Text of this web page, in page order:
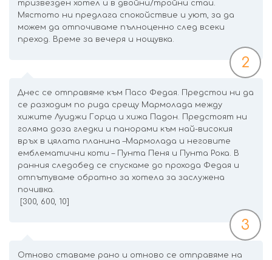
тризвезден хотел и в двойни/тройни стаи.
Мястото ни предлага спокойствие и уют, за да
можем да отпочиваме пълноценно след всеки
преход. Време за вечеря и нощувка.
2
Днес се отправяме към Пасо Федая. Предстои ни да
се разходим по рида срещу Мармолада между
хижите Луиджи Горца и хижа Падон. Предстоят ни
голяма доза гледки и панорами към най-високия
връх в цялата планина –Мармолада и неговите
емблематични коти – Пунта Пеня и Пунта Рока. В
ранния следобед се спускаме до прохода Федая и
отпътуваме обратно за хотела за заслужена
почивка.
[300, 600, 10]
3
Отново ставаме рано и отново се отправяме на